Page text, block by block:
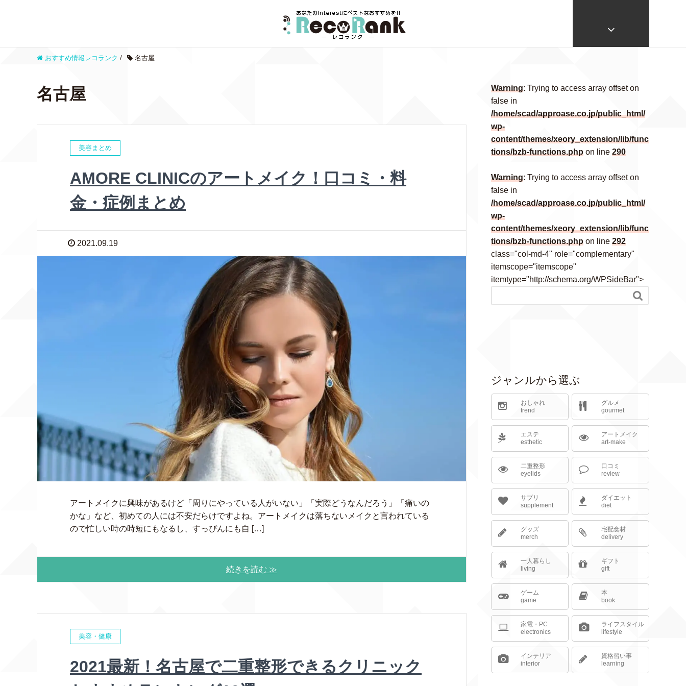
おすすめ情報レコランク / 名古屋
名古屋
美容まとめ
AMORE CLINICのアートメイク！口コミ・料
金・症例まとめ
2021.09.19
アートメイクに興味があるけど「周りにやっている人がいない」「実際どうなんだろう」「痛いの
かな」など、初めての人には不安だらけですよね。アートメイクは落ちないメイクと言われている
ので忙しい時の時短にもなるし、すっぴんにも自 […]
続きを読む ≫
美容・健康
2021最新！名古屋で二重整形できるクリニック
Warning: Trying to access array offset on
false in
/home/scad/approase.co.jp/public_html/
wp-
content/themes/xeory_extension/lib/func
tions/bzb-functions.php on line 290
Warning: Trying to access array offset on
false in
/home/scad/approase.co.jp/public_html/
wp-
content/themes/xeory_extension/lib/func
tions/bzb-functions.php on line 292
class="col-md-4" role="complementary"
itemscope="itemscope"
itemtype="http://schema.org/WPSideBar">

ジャンルから選ぶ
おしゃれ
trend
グルメ
gourmet
エステ
esthetic
アートメイク
art-make
二重整形
eyelids
口コミ
review
サプリ
supplement
ダイエット
diet
グッズ
merch
宅配食材
delivery
一人暮らし
living
ギフト
gift
ゲーム
game
本
book
家電・PC
electronics
ライフスタイル
lifestyle
インテリア
interior
資格習い事
learning